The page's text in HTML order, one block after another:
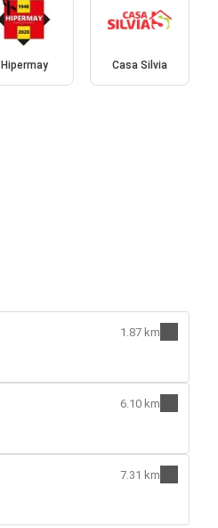
Hipermay Casa Silvia
1.87 km
6.10 km
7.31 km